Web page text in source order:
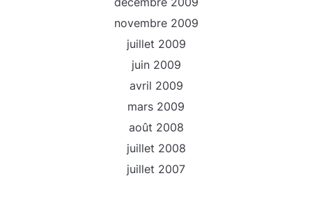
novembre 2009
juillet 2009
juin 2009
avril 2009
mars 2009
août 2008
juillet 2008
juillet 2007